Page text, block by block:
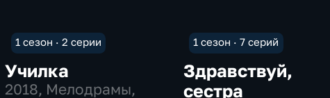
1 сезон · 2 серии
Училка
2018, Мелодрамы,
1 сезон · 7 серий
Здравствуй,
сестра